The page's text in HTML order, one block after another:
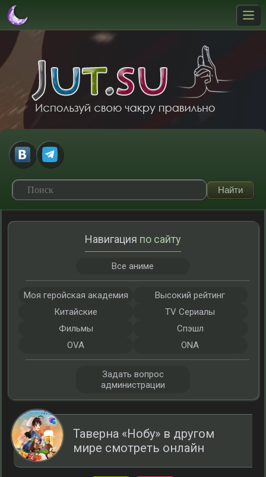
Таверна «Нобу» в другом
мире смотреть онлайн
Навигация по сайту
Все аниме
Моя геройская академия
Высокий рейтинг
Китайские
TV Сериалы
Фильмы
Спэшл
OVA
ONA
Задать вопрос
администрации